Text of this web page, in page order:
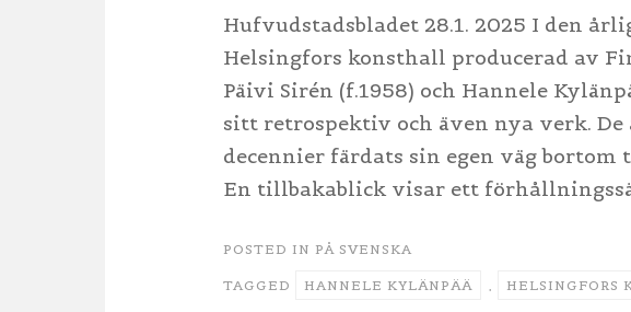
Hufvudstadsbladet 28.1. 2025 I den
Helsingfors konsthall producerad av
Päivi Sirén (f.1958) och Hannele
sitt retrospektiv och även nya verk. De
decennier färdats sin egen väg
En tillbakablick visar ett
POSTED IN PÅ SVENSKA
TAGGED HANNELE KYLÄNPÄÄ , HELSINGFORS